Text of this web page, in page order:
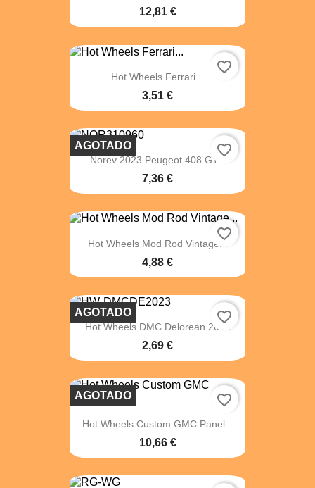
12,81 €
Hot Wheels Ferrari...
3,51 €
favorite_border
Norev 2023 Peugeot 408 GT...
7,36 €
AGOTADO favorite_border
Hot Wheels Mod Rod Vintage...
4,88 €
favorite_border
Hot Wheels DMC Delorean 2023
2,69 €
AGOTADO favorite_border
Hot Wheels Custom GMC Panel...
10,66 €
AGOTADO favorite_border